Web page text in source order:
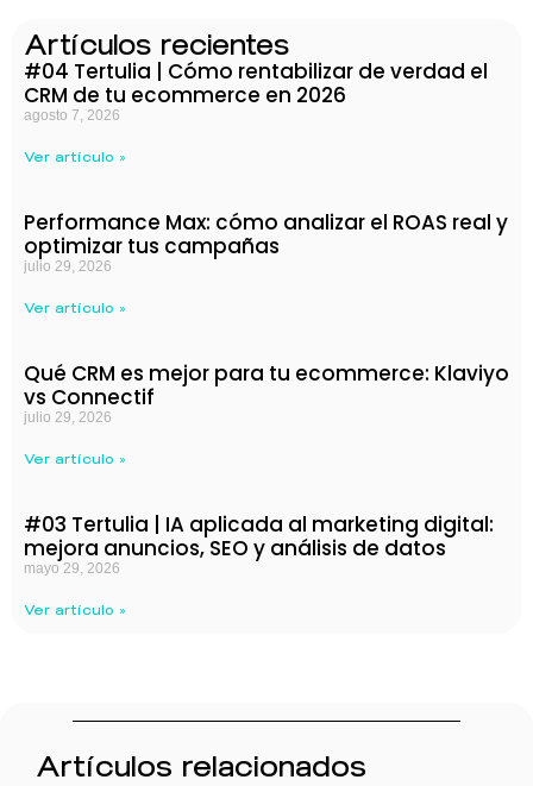
Artículos recientes
#04 Tertulia | Cómo rentabilizar de verdad el
CRM de tu ecommerce en 2026
agosto 7, 2026
Ver artículo »
Performance Max: cómo analizar el ROAS real y
optimizar tus campañas
julio 29, 2026
Ver artículo »
Qué CRM es mejor para tu ecommerce: Klaviyo
vs Connectif
julio 29, 2026
Ver artículo »
#03 Tertulia | IA aplicada al marketing digital:
mejora anuncios, SEO y análisis de datos
mayo 29, 2026
Ver artículo »
Artículos relacionados